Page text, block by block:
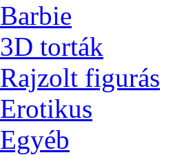
Barbie
3D torták
Rajzolt figurás
Erotikus
Egyéb